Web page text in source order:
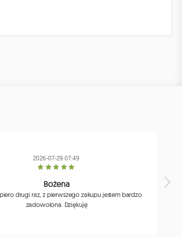
2026-07-29 07:49
Bożena
drugi raz, z pierwszego zakupu jestem bardzo
zadowolona. Dziękuję